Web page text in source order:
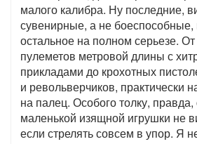
малого калибра. Ну последние,
сувенирные, а не боеспособные,
остальное на полном серьезе.
пулеметов метровой длины с
прикладами до крохотных
и револьверчиков, практически
на палец. Особого толку, правда,
маленькой изящной игрушки не
если стрелять совсем в упор. Я